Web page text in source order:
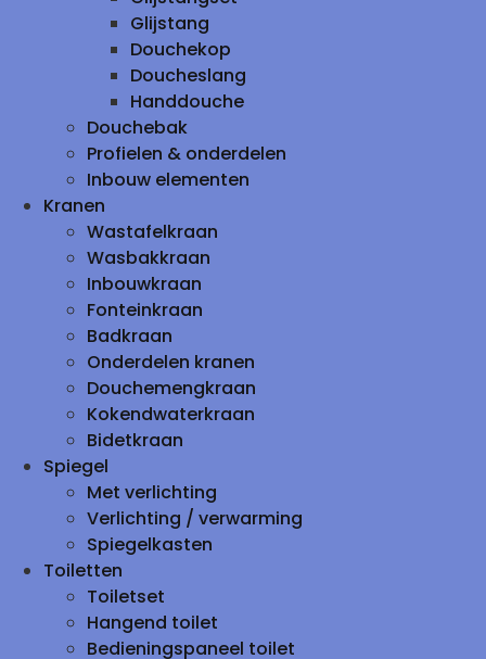
Glijstang
Douchekop
Doucheslang
Handdouche
Douchebak
Profielen & onderdelen
Inbouw elementen
Kranen
Wastafelkraan
Wasbakkraan
Inbouwkraan
Fonteinkraan
Badkraan
Onderdelen kranen
Douchemengkraan
Kokendwaterkraan
Bidetkraan
Spiegel
Met verlichting
Verlichting / verwarming
Spiegelkasten
Toiletten
Toiletset
Hangend toilet
Bedieningspaneel toilet